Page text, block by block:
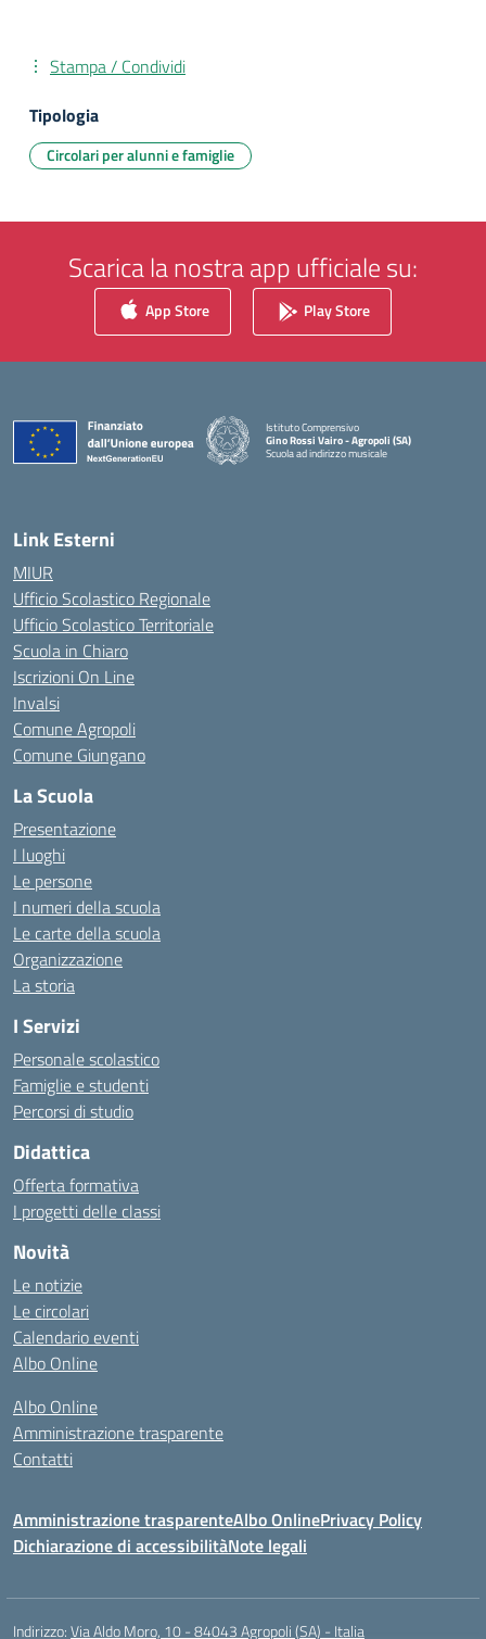
Stampa / Condividi
Tipologia
Circolari per alunni e famiglie
Scarica la nostra app ufficiale su:
App Store Play Store
Istituto Comprensivo
Gino Rossi Vairo - Agropoli (SA)
Scuola ad indirizzo musicale
Link Esterni
MIUR
Ufficio Scolastico Regionale
Ufficio Scolastico Territoriale
Scuola in Chiaro
Iscrizioni On Line
Invalsi
Comune Agropoli
Comune Giungano
La Scuola
Presentazione
I luoghi
Le persone
I numeri della scuola
Le carte della scuola
Organizzazione
La storia
I Servizi
Personale scolastico
Famiglie e studenti
Percorsi di studio
Didattica
Offerta formativa
I progetti delle classi
Novità
Le notizie
Le circolari
Calendario eventi
Albo Online
Albo Online
Amministrazione trasparente
Contatti
Amministrazione trasparenteAlbo OnlinePrivacy Policy
Dichiarazione di accessibilitàNote legali
Indirizzo:Via Aldo Moro, 10 - 84043 Agropoli (SA) - Italia